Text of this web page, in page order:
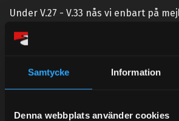
Samtycke Information
Denna webbplats använder cookies
Under V.27 - V.33 nås vi enbart på
under sommaren men med viss
det helt stängt.